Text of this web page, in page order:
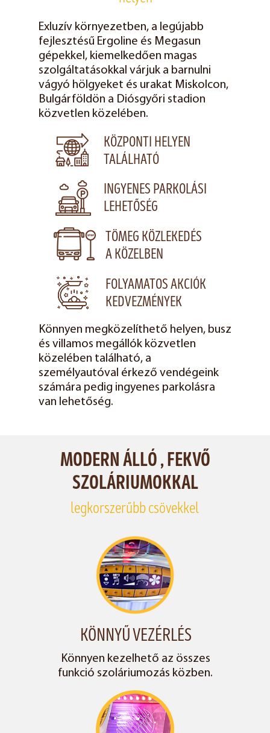
KÖZPONTI HELYEN
TALÁLHATÓ
Exluzív környezetben, a legújabb
fejlesztésű Ergoline és Megasun
gépekkel, kiemelkedően magas
szolgáltatásokkal várjuk a barnulni
vágyó hölgyeket és urakat Miskolcon,
Bulgárföldön a Diósgyőri stadion
közvetlen közelében.
INGYENES PARKOLÁSI
LEHETŐSÉG
TÖMEG KÖZLEKEDÉS
A KÖZELBEN
FOLYAMATOS AKCIÓK
KEDVEZMÉNYEK
Könnyen megközelíthető helyen, busz
és villamos megállók közvetlen
közelében található, a
személyautóval érkező vendégeink
számára pedig ingyenes parkolásra
van lehetőség.
MODERN ÁLLÓ , FEKVŐ
SZOLÁRIUMOKKAL
legkorszerűbb csövekkel
KÖNNYŰ VEZÉRLÉS
Könnyen kezelhető az összes
funkció szoláriumozás közben.